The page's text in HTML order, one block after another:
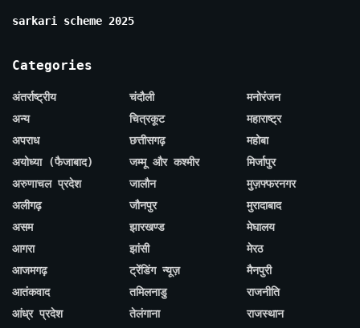
sarkari scheme 2025
Categories
अंतर्राष्ट्रीय
अन्य
अपराध
अयोध्या (फैजाबाद)
अरुणाचल प्रदेश
अलीगढ़
असम
आगरा
आजमगढ़
आतंकवाद
आंध्र प्रदेश
चंदौली
चित्रकूट
छत्तीसगढ़
जम्मू और कश्मीर
जालौन
जौनपुर
झारखण्ड
झांसी
ट्रेंडिंग न्यूज़
तमिलनाडु
तेलंगाना
मनोरंजन
महाराष्ट्र
महोबा
मिर्जापुर
मुज़फ्फरनगर
मुरादाबाद
मेघालय
मेरठ
मैनपुरी
राजनीति
राजस्थान